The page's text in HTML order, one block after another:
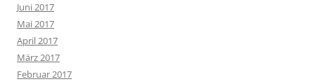
Juni 2017
Mai 2017
April 2017
März 2017
Februar 2017